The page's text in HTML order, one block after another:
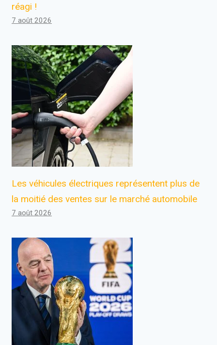
réagi !
7 août 2026
Les véhicules électriques représentent plus de
la moitié des ventes sur le marché automobile
7 août 2026